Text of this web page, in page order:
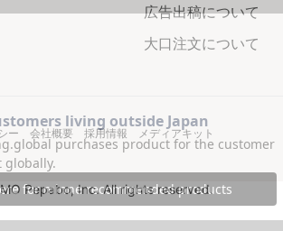
広告出稿について
大口注文について
ー 会社概要 採用情報 メディアキット
Pepabo, Inc. All rights reserved.